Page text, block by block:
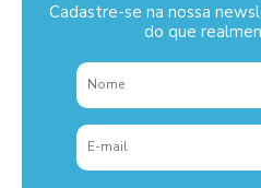
Cadastre-se na nossa
do que